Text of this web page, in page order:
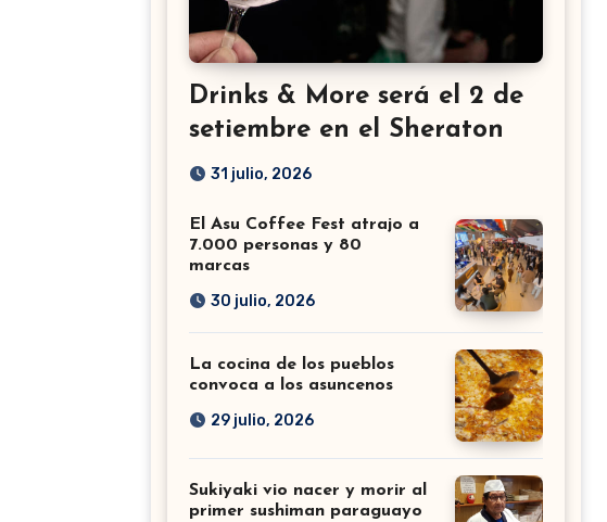
Drinks & More será el 2 de
setiembre en el Sheraton
31 julio, 2026
El Asu Coffee Fest atrajo a
7.000 personas y 80
marcas
30 julio, 2026
La cocina de los pueblos
convoca a los asuncenos
29 julio, 2026
Sukiyaki vio nacer y morir al
primer sushiman paraguayo